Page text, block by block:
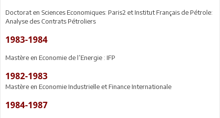
Doctorat en Sciences Economiques: Paris2 et Institut Français de Pétrole:
Analyse des Contrats Pétroliers
1983-1984
Mastère en Economie de l’Energie : IFP
1982-1983
Mastère en Economie Industrielle et Finance Internationale
1984-1987